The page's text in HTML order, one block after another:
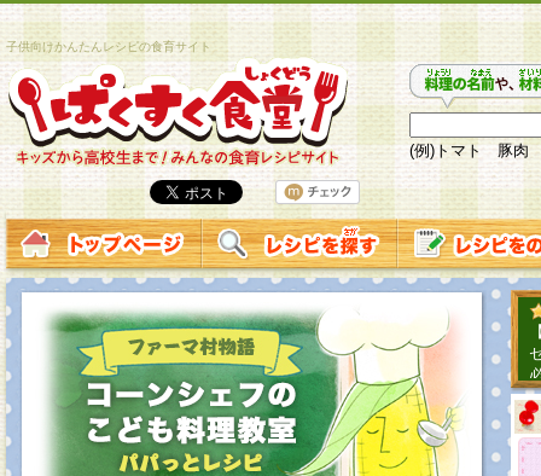
子供向けかんたんレシピの食育サイト
(例)トマト 豚肉